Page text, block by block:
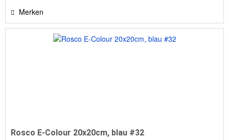
Merken
Rosco E-Colour 20x20cm, blau #32